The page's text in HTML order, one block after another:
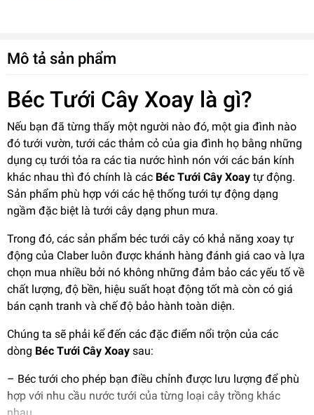
Mô tả sản phẩm
Béc Tưới Cây Xoay là gì?
Nếu bạn đã từng thấy một người nào đó, một gia đình nào
đó tưới vườn, tưới các thảm cỏ của gia đình họ bằng những
dụng cụ tưới tỏa ra các tia nước hình nón với các bán kính
khác nhau thì đó chính là các Béc Tưới Cây Xoay tự động.
Sản phẩm phù hợp với các hệ thống tưới tự động dạng
ngầm đặc biệt là tưới cây dạng phun mưa.
Trong đó, các sản phẩm béc tưới cây có khả năng xoay tự
động của Claber luôn được khánh hàng đánh giá cao và lựa
chọn mua nhiều bởi nó không những đảm bảo các yếu tố về
chất lượng, độ bền, hiệu suất hoạt động tốt mà còn có giá
bán cạnh tranh và chế độ bảo hành toàn diện.
Chúng ta sẽ phải kể đến các đặc điểm nổi trộn của các
dòng Béc Tưới Cây Xoay sau:
– Béc tưới cho phép bạn điều chỉnh được lưu lượng để phù
hợp với nhu cầu nước tưới của từng loại cây trồng khác
nhau.